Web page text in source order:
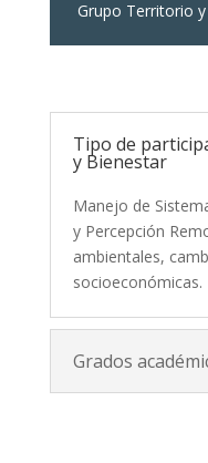
Grupo Territorio
Tipo de
y Bienestar
Manejo de
y Percepción
ambientales,
socioeconómicas.
Grados